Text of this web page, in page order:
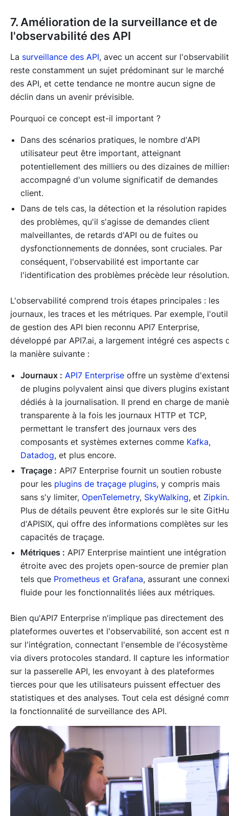
7. Amélioration de la surveillance et de
l'observabilité des API
La surveillance des API, avec un accent sur
reste constamment un sujet prédominant sur le marché
des API, et cette tendance ne montre aucun signe de
déclin dans un avenir prévisible.
Pourquoi ce concept est-il important ?
Dans des scénarios pratiques, le nombre d'API
utilisateur peut être important, atteignant
potentiellement des milliers ou des dizaines de
accompagné d'un volume significatif de demandes
client.
Dans de tels cas, la détection et la résolution rapides
des problèmes, qu'il s'agisse de demandes client
malveillantes, de retards d'API ou de fuites ou
dysfonctionnements de données, sont cruciales. Par
conséquent, l'observabilité est importante car
l'identification des problèmes précède leur résolution.
L'observabilité comprend trois étapes principales : les
journaux, les traces et les métriques. Par exemple, l'outil
de gestion des API bien reconnu API7 Enterprise,
développé par API7.ai, a largement intégré ces aspects
la manière suivante :
Journaux : API7 Enterprise offre un système
de plugins polyvalent ainsi que divers plugins
dédiés à la journalisation. Il prend en charge de
transparente à la fois les journaux HTTP et TCP,
permettant le transfert des journaux vers des
composants et systèmes externes comme Kafka,
Datadog, et plus encore.
Traçage : API7 Enterprise fournit un soutien robuste
pour les plugins de traçage plugins, y compris mais
sans s'y limiter, OpenTelemetry, SkyWalking, et Zipkin.
Plus de détails peuvent être explorés sur le site
d'APISIX, qui offre des informations complètes sur les
capacités de traçage.
Métriques : API7 Enterprise maintient une intégration
étroite avec des projets open-source de premier plan
tels que Prometheus et Grafana, assurant une
fluide pour les fonctionnalités liées aux métriques.
Bien qu'API7 Enterprise n'implique pas directement des
plateformes ouvertes et l'observabilité, son accent est
sur l'intégration, connectant l'ensemble de l'écosystème
via divers protocoles standard. Il capture les
sur la passerelle API, les envoyant à des plateformes
tierces pour que les utilisateurs puissent effectuer des
statistiques et des analyses. Tout cela est désigné
la fonctionnalité de surveillance des API.